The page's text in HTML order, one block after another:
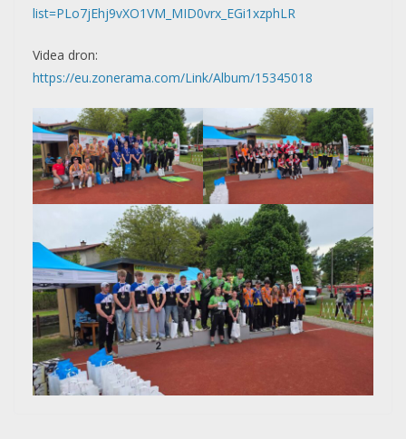
list=PLo7jEhj9vXO1VM_MID0vrx_EGi1xzphLR
Videa dron:
https://eu.zonerama.com/Link/Album/15345018